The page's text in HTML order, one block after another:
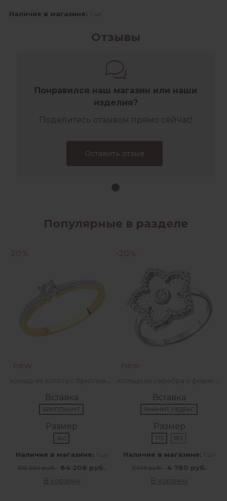
Наличие в магазине: 1 шт
Отзывы
Понравился наш магазин или наши
изделия?
Поделитесь отзывом прямо сейчас!
Оставить отзыв
Популярные в разделе
кольцо из золота с бриллиантами
Вставка
БРИЛЛИАНТ
Размер
16,0
Наличие в магазине: 1 шт
105 260 руб. 84 208 руб.
В корзину
Кольцо из серебра с фианитами
Вставка
ФИАНИТ НЕДРАГ
Размер
17,5 18,5
Наличие в магазине: 1 шт
5 975 руб.
4 780 руб.
В корзину